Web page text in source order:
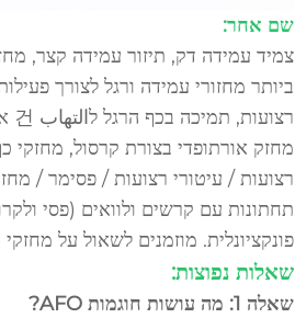
שם אחר:
ביותר מחזורי עמידה ורגל לצורך
מחזק אורתופדי בצורת קרסול, מחזקי
רצועות / עיטורי רצועות / פסימר /
תחתונות עם קרשים ולוואים (פסי
פונקציונלית. מוזמנים לשאול על
שאלות נפוצות:
שאלה 1: מה עושות חוגמות AFO?